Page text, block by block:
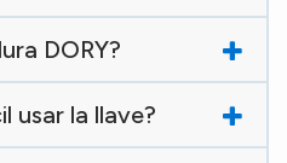
DORY?
usar la llave?